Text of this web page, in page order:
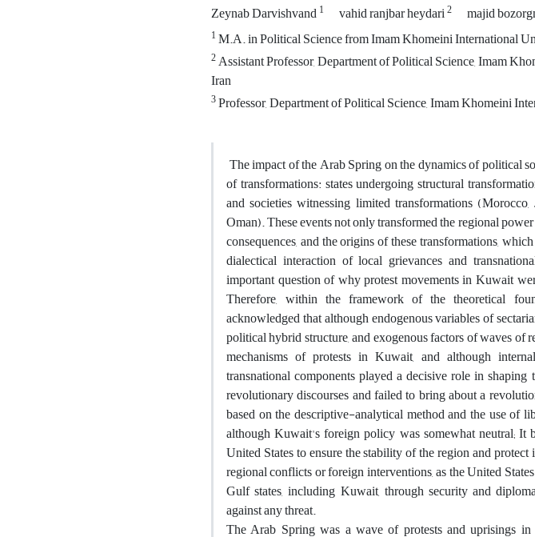
Zeynab Darvishvand1 vahid ranjbar heydari2 majid
1M.A. in Political Science from Imam Khomeini International
2Assistant Professor, Department of Political Science, Imam
Iran
3Professor, Department of Political Science, Imam Khomeini
The impact of the Arab Spring on the dynamics of political
of transformations: states undergoing structural
and societies witnessing limited transformations
Oman). These events not only transformed the regional
consequences, and the origins of these transformations,
dialectical interaction of local grievances and
important question of why protest movements in Kuwait
Therefore, within the framework of the theoretical
acknowledged that although endogenous variables of
political hybrid structure, and exogenous factors of waves of
mechanisms of protests in Kuwait, and although
transnational components played a decisive role in
revolutionary discourses and failed to bring about a
based on the descriptive-analytical method and the use of
although Kuwait's foreign policy was somewhat neutral;
United States to ensure the stability of the region and
regional conflicts or foreign interventions, as the United
Gulf states, including Kuwait, through security and
against any threat.
The Arab Spring was a wave of protests and uprisings